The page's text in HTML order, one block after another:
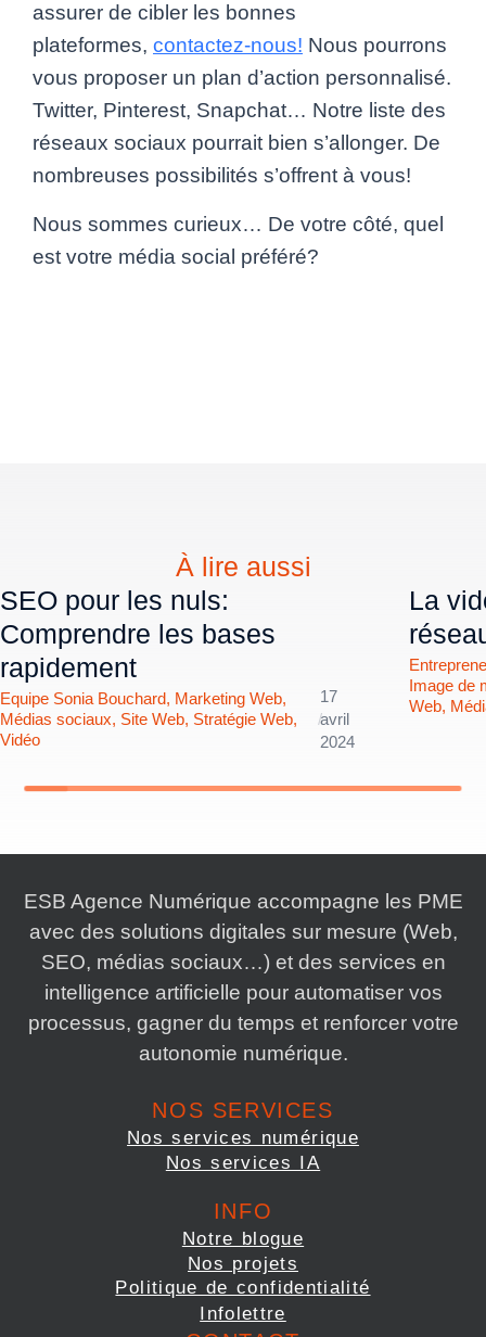
assurer de cibler les bonnes
plateformes, contactez-nous! Nous pourrons
vous proposer un plan d’action personnalisé.
Twitter, Pinterest, Snapchat… Notre liste des
réseaux sociaux pourrait bien s’allonger. De
nombreuses possibilités s’offrent à vous!
Nous sommes curieux… De votre côté, quel
est votre média social préféré?
À lire aussi
SEO pour les nuls:
Comprendre les bases
rapidement
Equipe Sonia Bouchard, Marketing Web,
Médias sociaux, Site Web, Stratégie Web,
Vidéo
/
17
avril
2024
La
Image de
Web,
ESB Agence Numérique accompagne les PME
avec des solutions digitales sur mesure (Web,
SEO, médias sociaux…) et des services en
intelligence artificielle pour automatiser vos
processus, gagner du temps et renforcer votre
autonomie numérique.
NOS SERVICES
Nos services numérique
Nos services IA
INFO
Notre blogue
Nos projets
Politique de confidentialité
Infolettre